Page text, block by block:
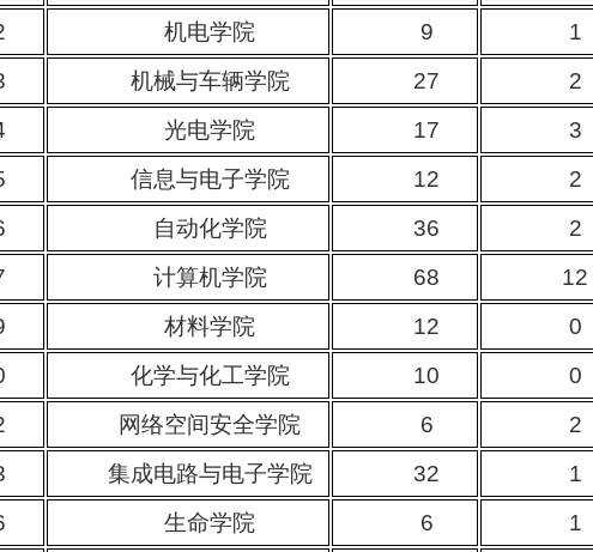
机电学院 9
1
机械与车辆学院 27
2
光电学院 17
3
信息与电子学院 12
2
自动化学院 36
2
计算机学院 68
12
材料学院 12
0
化学与化工学院 10
0
网络空间安全学院 6
2
集成电路与电子学院 32
1
生命学院 6
1